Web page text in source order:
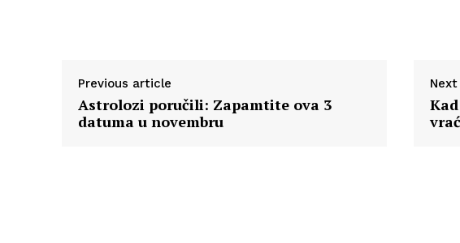
Previous article
Astrolozi poručili: Zapamtite ova 3
datuma u novembru